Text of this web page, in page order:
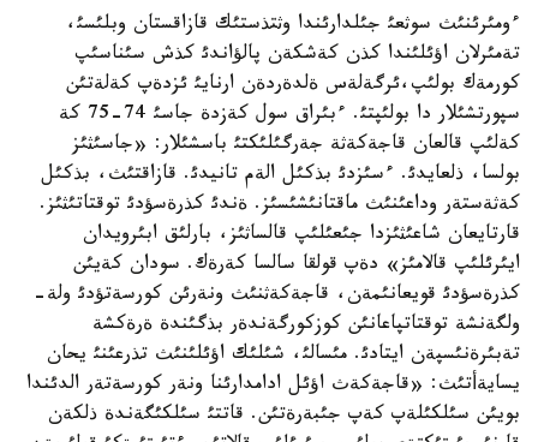
ءومئرئنئث سوثعئ جئلدارئندا وثتذستئك قازاقستان وبلئسئ،
تةمئرلان اؤئلئندا كذن كةشكةن پالؤاندئ كذش سئناسئپ
كورمةك بولئپ،ئرگةلةس ةلدةردةن ارنايئ ئزدةپ كةلةتئن
سپورتشئلار دا بولئپتئ. ءبئراق سول كةزدة جاسئ 74-75 كة
كةلئپ قالعان قاجةكةثة جةرگئلئكتئ باسشئلار: «جاسئثئز
بولسا، ذلعايدئ. ءسئزدئ بذكئل الةم تانيدئ. قازاقتئث، بذكئل
كةثةستةر وداعئنئث ماقتانئشئسئز. ةندئ كذرةسؤدئ توقتاتئثئز.
قارتايعان شاعئثئزدا جئعئلئپ قالساثئز، بارلئق ابئرويدان
ايئرئلئپ قالامئز» دةپ قولقا سالسا كةرةك. سودان كةيئن
كذرةسؤدئ قويعانئمةن، قاجةكةثنئث ونةرئن كورسةتؤدئ ولة-
ولگةنشة توقتاتپاعانئن كوزكورگةندةر بذگئندة ةرةكشة
تةبئرةنئسپةن ايتادئ. مئسالئ، شئلئك اؤئلئنئث تذرعئنئ يحان
يسايةأتئث: «قاجةكةث اؤئل ادامدارئنا ونةر كورسةتةر الدئندا
بويئن سئلكئلةپ كةپ جئبةرةتئن. قاتتئ سئلكئگةندة ذلكةن